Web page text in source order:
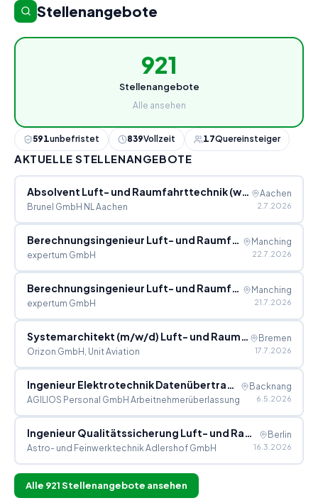
Stellenangebote
921
Stellenangebote
Alle ansehen
591unbefristet 839Vollzeit 17Quereinsteiger
AKTUELLE STELLENANGEBOTE
Absolvent Luft- und Raumfahrttechnik (w/m/d)
Brunel GmbH NL Aachen
Aachen
2.7.2026
Berechnungsingenieur Luft- und Raumfahrttechnik (m/
expertum GmbH
Manching
22.7.2026
Berechnungsingenieur Luft- und Raumfahrttechnik (m/
expertum GmbH
Manching
21.7.2026
Systemarchitekt (m/w/d) Luft- und Raumfahrttechnik
Orizon GmbH, Unit Aviation
Bremen
17.7.2026
Ingenieur Elektrotechnik Datenübertragung
AGILIOS Personal GmbH Arbeitnehmerüberlassung
Backnang
6.5.2026
Ingenieur Qualitätssicherung Luft- und Raumfahrt (m/
Astro- und Feinwerktechnik Adlershof GmbH
Berlin
16.3.2026
Alle 921Stellenangebote ansehen